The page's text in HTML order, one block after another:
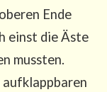
Ende
einst die Äste
muss­ten.